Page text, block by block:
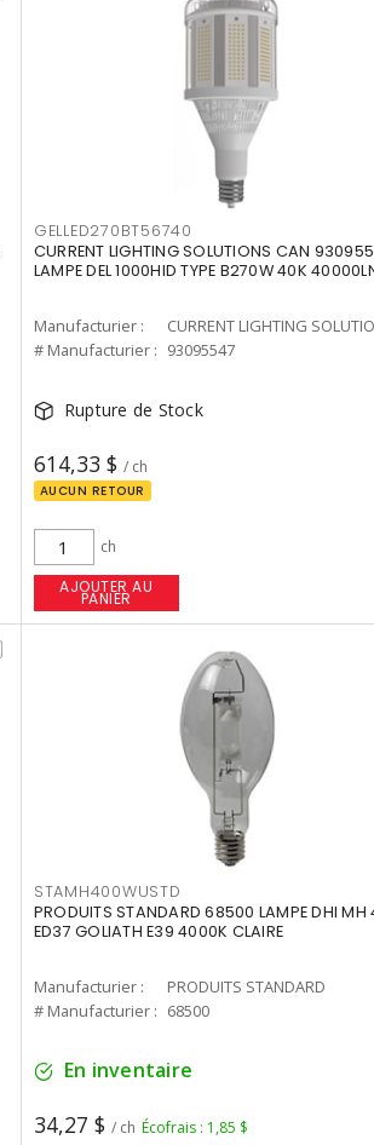
GELLED270BT56740
CURRENT LIGHTING SOLUTIONS CAN
LAMPE DEL 1000HID TYPE B270W 40K
Manufacturier :
# Manufacturier : 93095547
Rupture de Stock
614,33 $ / ch
AUCUN RETOUR
ch
AJOUTER AU
PANIER
STAMH400WUSTD
PRODUITS STANDARD 68500 LAMPE DHI
ED37 GOLIATH E39 4000K CLAIRE
Manufacturier :
PRODUITS STANDARD
# Manufacturier : 68500
En inventaire
34,27 $ / ch Écofrais : 1,85 $